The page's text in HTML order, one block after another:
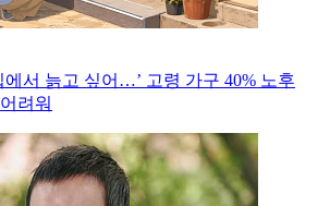
에서 늙고 싶어…’ 고령 가구 40% 노후
려워